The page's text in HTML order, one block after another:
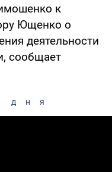
к
Ющенко о
деятельности
сообщает
дня